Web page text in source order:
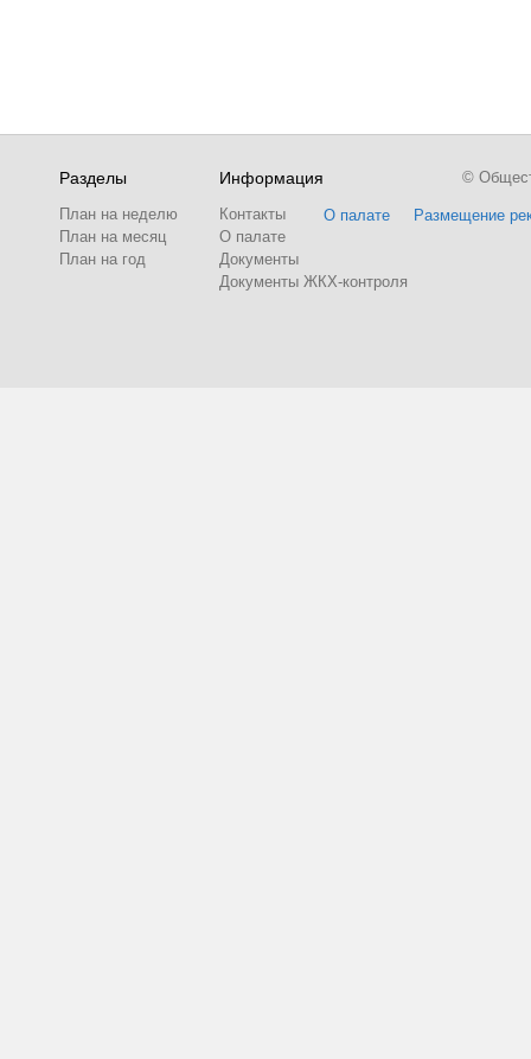
Разделы
План на неделю
План на месяц
План на год
Информация
Контакты
О палате
Документы
Документы ЖКХ-контроля
О палате Размещение
©